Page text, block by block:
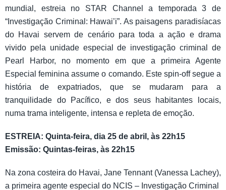
mundial, estreia no STAR Channel a temporada 3 de
“Investigação Criminal: Hawai’i”. As paisagens paradisíacas
do Havai servem de cenário para toda a ação e drama
vivido pela unidade especial de investigação criminal de
Pearl Harbor, no momento em que a primeira Agente
Especial feminina assume o comando. Este spin-off segue a
história de expatriados, que se mudaram para a
tranquilidade do Pacífico, e dos seus habitantes locais,
numa trama inteligente, intensa e repleta de emoção.
ESTREIA: Quinta-feira, dia 25 de abril, às 22h15
Emissão: Quintas-feiras, às 22h15
Na zona costeira do Havai, Jane Tennant (Vanessa Lachey),
a primeira agente especial do NCIS – Investigação Criminal